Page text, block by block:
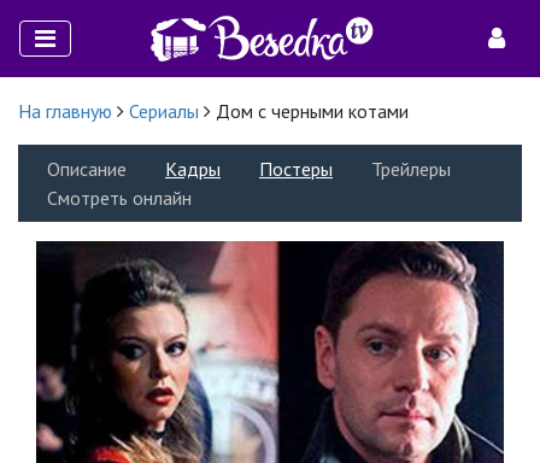
На главную Сериалы Дом с черными котами
Описание Кадры Постеры
Трейлеры
Смотреть онлайн